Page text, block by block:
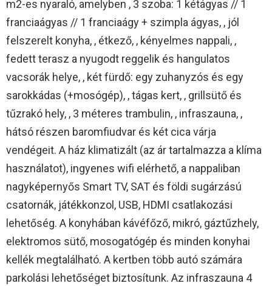
m2-es nyaraló, amelyben , 3 szoba: 1 kétágyas // 1
franciaágyas // 1 franciaágy + szimpla ágyas, , jól
felszerelt konyha, , étkező, , kényelmes nappali, ,
fedett terasz a nyugodt reggelik és hangulatos
vacsorák helye, , két fürdő: egy zuhanyzós és egy
sarokkádas (+mosógép), , tágas kert, , grillsütő és
tűzrakó hely, , 3 méteres trambulin, , infraszauna, ,
hátsó részen baromfiudvar és két cica várja
vendégeit. A ház klimatizált (az ár tartalmazza a klíma
használatot), ingyenes wifi elérhető, a nappaliban
nagyképernyős Smart TV, SAT és földi sugárzású
csatornák, játékkonzol, USB, HDMI csatlakozási
lehetőség. A konyhában kávéfőző, mikró, gáztűzhely,
elektromos sütő, mosogatógép és minden konyhai
kellék megtalálható. A kertben több autó számára
parkolási lehetőséget biztosítunk. Az infraszauna 4